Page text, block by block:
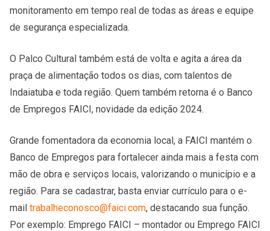
monitoramento em tempo real de todas as áreas e equipe
de segurança especializada.
O Palco Cultural também está de volta e agita a área da
praça de alimentação todos os dias, com talentos de
Indaiatuba e toda região. Quem também retorna é o Banco
de Empregos FAICI, novidade da edição 2024.
Grande fomentadora da economia local, a FAICI mantém o
Banco de Empregos para fortalecer ainda mais a festa com
mão de obra e serviços locais, valorizando o município e a
região. Para se cadastrar, basta enviar currículo para o e-
mail trabalheconosco@faici.com, destacando sua função.
Por exemplo: Emprego FAICI – montador ou Emprego FAICI